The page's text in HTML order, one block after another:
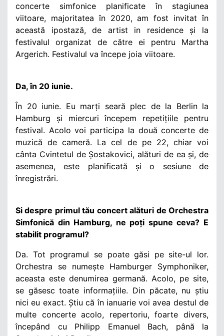
concerte simfonice planificate în stagiunea
viitoare, majoritatea în 2020, am fost invitat în
această ipostază, de artist in residence și la
festivalul organizat de către ei pentru Martha
Argerich. Festivalul va începe joia viitoare.
Da, în 20 iunie.
În 20 iunie. Eu marți seară plec de la Berlin la
Hamburg și miercuri începem repetițiile pentru
festival. Acolo voi participa la două concerte de
muzică de cameră. La cel de pe 22, chiar voi
cânta Cvintetul de Șostakovici, alături de ea și, de
asemenea, este planificată și o sesiune de
înregistrări.
Si despre primul tău concert alături de Orchestra
Simfonică din Hamburg, ne poți spune ceva? E
stabilit programul?
Da. Tot programul se poate găsi pe site-ul lor.
Orchestra se numește Hamburger Symphoniker,
aceasta este denumirea germană. Acolo, pe site,
se găsesc toate informațiile. Din păcate, nu știu
nici eu exact. Știu că în ianuarie voi avea destul de
multe concerte acolo, repertoriu, foarte divers,
începând cu Philipp Emanuel Bach, până la